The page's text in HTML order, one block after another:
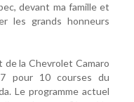
devant ma famille et
les grands honneurs
de la Chevrolet Camaro
pour 10 courses du
Le programme actuel